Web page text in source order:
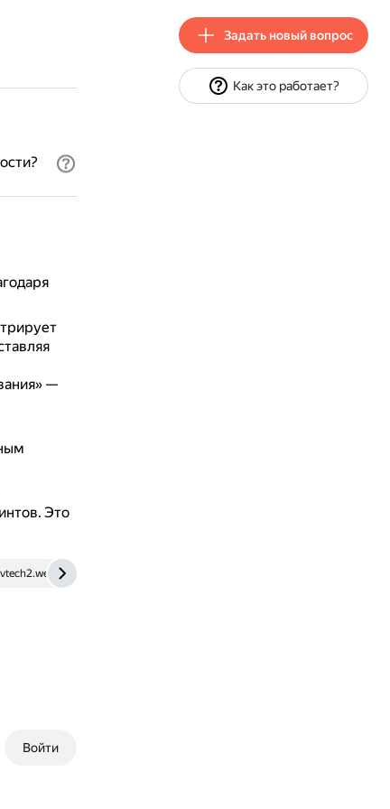
—
Это
Войти
Задать новый вопрос
Как это работает?